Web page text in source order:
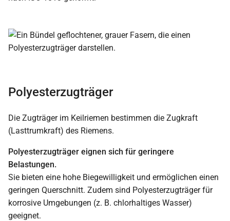
Polyesterzugträger
Die Zugträger im Keilriemen bestimmen die Zugkraft
(Lasttrumkraft) des Riemens.
Polyesterzugträger eignen sich für geringere
Belastungen.
Sie bieten eine hohe Biegewilligkeit und ermöglichen einen
geringen Querschnitt. Zudem sind Polyesterzugträger für
korrosive Umgebungen (z. B. chlorhaltiges Wasser)
geeignet.